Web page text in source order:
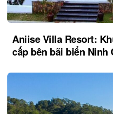
Aniise Villa Resort:
cấp bên bãi biển Ninh